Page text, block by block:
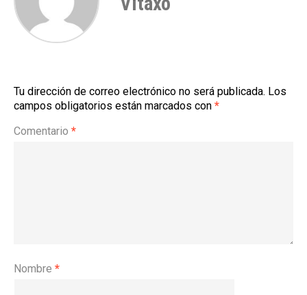
Tu dirección de correo electrónico no será publicada. Los
campos obligatorios están marcados con *
Comentario *
Nombre *